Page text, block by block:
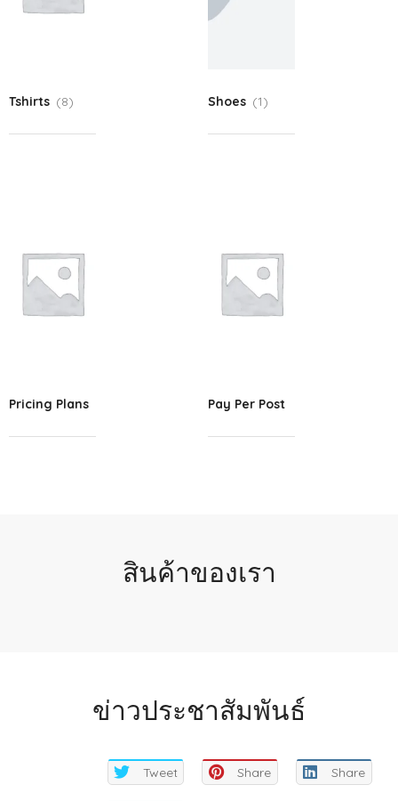
Tshirts (8) Shoes (1)
Pricing Plans Pay Per Post
สินค้าของเรา
ข่าวประชาสัมพันธ์
Tweet Share Share